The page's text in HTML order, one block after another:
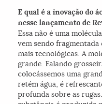
E qual é a inovação do
nesse lançamento de
Essa não é uma
vem sendo
mais tecnológicas. A
grande. Falando
colocássemos uma
retém água, é
profunda sobre as